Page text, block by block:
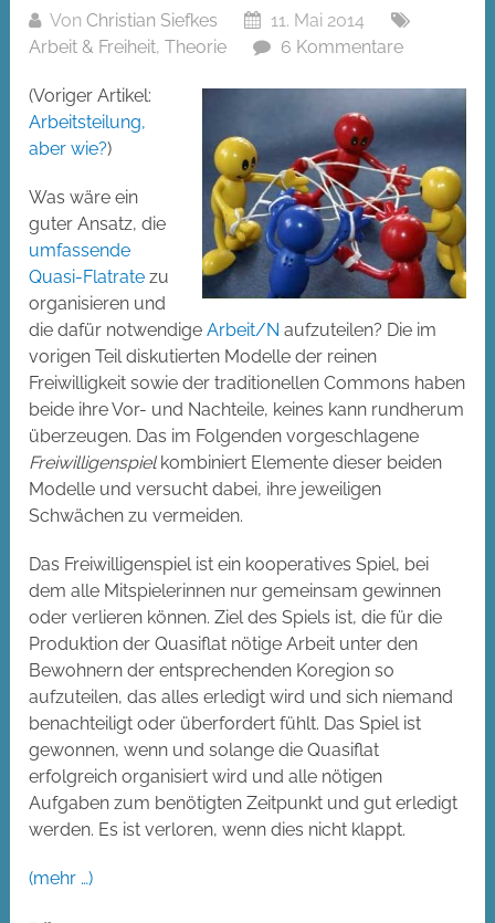
VonChristian Siefkes
11. Mai 2014
Arbeit & Freiheit,Theorie 6 Kommentare
(Voriger Artikel:
Arbeitsteilung,
aber wie?)
Was wäre ein
guter Ansatz, die
umfassende
Quasi-Flatrate zu
organisieren und
die dafür notwendigeArbeit/N aufzuteilen? Die im
vorigen Teil diskutierten Modelle der reinen
Freiwilligkeit sowie der traditionellen Commons haben
beide ihre Vor- und Nachteile, keines kann rundherum
überzeugen. Das im Folgenden vorgeschlagene
Freiwilligenspielkombiniert Elemente dieser beiden
Modelle und versucht dabei, ihre jeweiligen
Schwächen zu vermeiden.
Das Freiwilligenspiel ist ein kooperatives Spiel, bei
dem alle Mitspielerinnen nur gemeinsam gewinnen
oder verlieren können. Ziel des Spiels ist, die für die
Produktion der Quasiflat nötige Arbeit unter den
Bewohnern der entsprechenden Koregion so
aufzuteilen, das alles erledigt wird und sich niemand
benachteiligt oder überfordert fühlt. Das Spiel ist
gewonnen, wenn und solange die Quasiflat
erfolgreich organisiert wird und alle nötigen
Aufgaben zum benötigten Zeitpunkt und gut erledigt
werden. Es ist verloren, wenn dies nicht klappt.
(mehr …)